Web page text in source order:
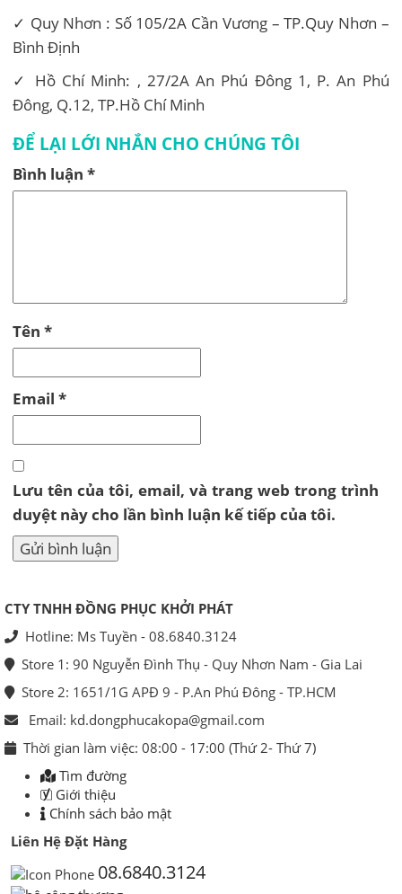
✓ Quy Nhơn : Số 105/2A Cần Vương – TP.Quy Nhơn –
Bình Định
✓ Hồ Chí Minh: , 27/2A An Phú Đông 1, P. An Phú
Đông, Q.12, TP.Hồ Chí Minh
ĐỂ LẠI LỚI NHẮN CHO CHÚNG TÔI
Bình luận*
Tên*
Email*
Lưu tên của tôi, email, và trang web trong trình
duyệt này cho lần bình luận kế tiếp của tôi.
CTY TNHH ĐỒNG PHỤC KHỞI PHÁT
Hotline: Ms Tuyền - 08.6840.3124
Store 1: 90 Nguyễn Đình Thụ - Quy Nhơn Nam - Gia Lai
Store 2: 1651/1G APĐ 9 - P.An Phú Đông - TP.HCM
Email: kd.dongphucakopa@gmail.com
Thời gian làm việc: 08:00 - 17:00 (Thứ 2- Thứ 7)
Tìm đường
Giới thiệu
Chính sách bảo mật
Liên Hệ Đặt Hàng
08.6840.3124